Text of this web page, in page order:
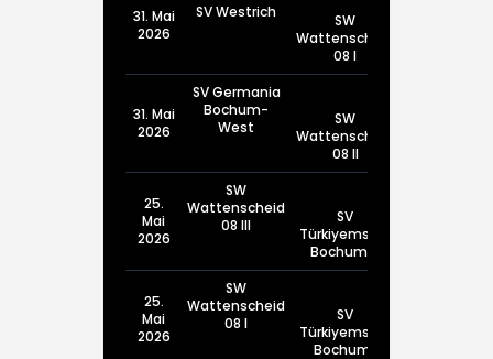
31. Mai
2026
SV Westrich
SW
Wattenscheid
08 I
31. Mai
2026
SV Germania
Bochum-
West
SW
Wattenscheid
08 II
25.
Mai
2026
SW
Wattenscheid
08 III
SV
Türkiyemspor
Bochum III
25.
Mai
2026
SW
Wattenscheid
08 I
SV
Türkiyemspor
Bochum I